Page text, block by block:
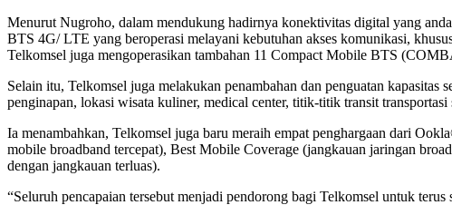
Menurut Nugroho, dalam mendukung hadirnya konektivitas digital yang
BTS 4G/ LTE yang beroperasi melayani kebutuhan akses komunikasi,
Telkomsel juga mengoperasikan tambahan 11 Compact Mobile BTS
Selain itu, Telkomsel juga melakukan penambahan dan penguatan
penginapan, lokasi wisata kuliner, medical center, titik-titik transit
Ia menambahkan, Telkomsel juga baru meraih empat penghargaan dari
mobile broadband tercepat), Best Mobile Coverage (jangkauan jaringan
dengan jangkauan terluas).
“Seluruh pencapaian tersebut menjadi pendorong bagi Telkomsel untuk